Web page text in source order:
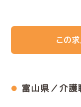
この
富山県／介